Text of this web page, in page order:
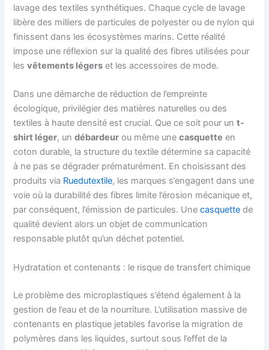
lavage des textiles synthétiques. Chaque cycle de lavage
libère des milliers de particules de polyester ou de nylon qui
finissent dans les écosystèmes marins. Cette réalité
impose une réflexion sur la qualité des fibres utilisées pour
lesvêtements légers et les accessoires de mode.
Dans une démarche de réduction de l’empreinte
écologique, privilégier des matières naturelles ou des
textiles à haute densité est crucial. Que ce soit pour unt-
shirt léger, undébardeur ou même unecasquette en
coton durable, la structure du textile détermine sa capacité
à ne pas se dégrader prématurément. En choisissant des
produits via Ruedutextile, les marques s’engagent dans une
voie où la durabilité des fibres limite l’érosion mécanique et,
par conséquent, l’émission de particules. Unecasquette de
qualité devient alors un objet de communication
responsable plutôt qu’un déchet potentiel.
Hydratation et contenants : le risque de transfert chimique
Le problème des microplastiques s’étend également à la
gestion de l’eau et de la nourriture. L’utilisation massive de
contenants en plastique jetables favorise la migration de
polymères dans les liquides, surtout sous l’effet de la